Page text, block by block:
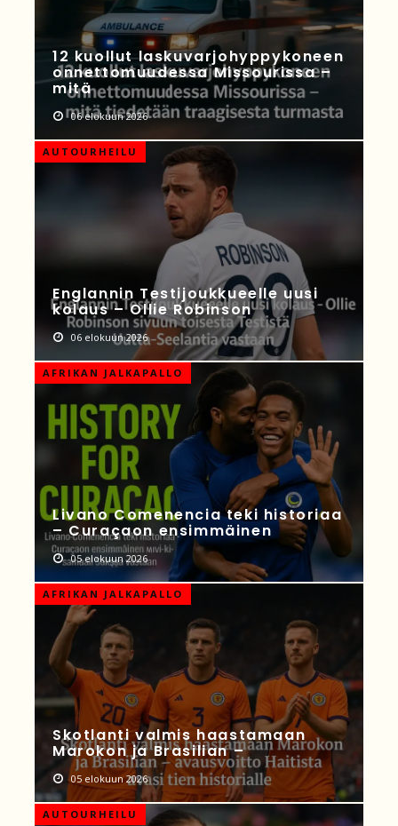
12 kuollut laskuvarjohyppykoneen
onnettomuudessa Missourissa –
mitä
06 elokuun 2026
AUTOURHEILU
Englannin Testijoukkueelle uusi
kolaus – Ollie Robinson
06 elokuun 2026
AFRIKAN JALKAPALLO
Livano Comenencia teki historiaa
– Curaçaon ensimmäinen
05 elokuun 2026
AFRIKAN JALKAPALLO
Skotlanti valmis haastamaan
Marokon ja Brasilian –
05 elokuun 2026
AUTOURHEILU